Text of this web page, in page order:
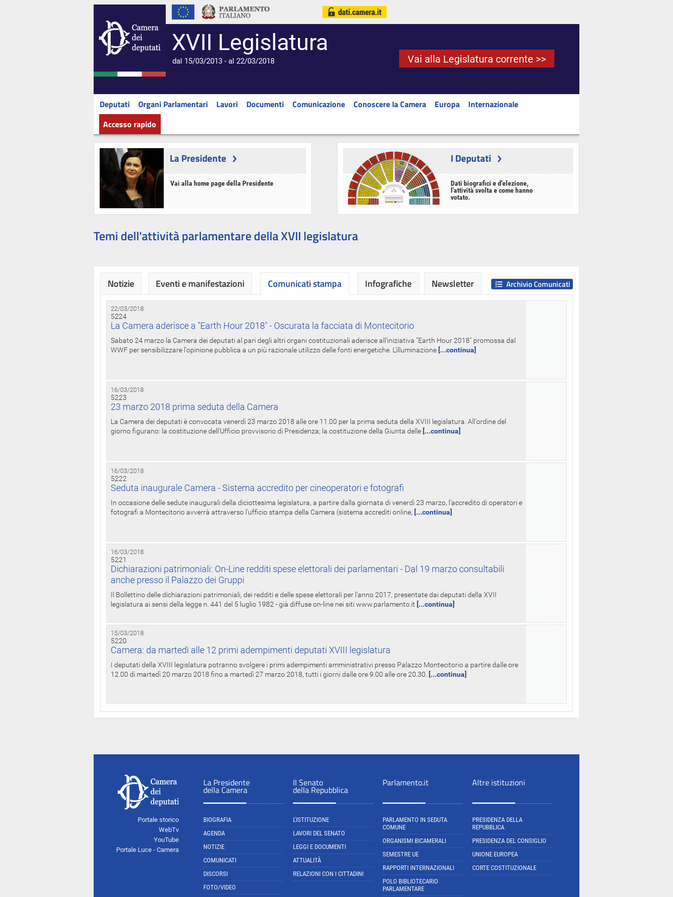
XVII Legislatura
dal 15/03/2013 - al 22/03/2018 Vai alla Legislatura corrente >>
Deputati Organi Parlamentari Lavori Documenti Comunicazione Conoscere la Camera Europa
Internazionale
Accesso rapido
La Presidente
Vai alla home page della Presidente
I Deputati
Dati biografici e d'elezione,
l'attività svolta e come hanno
votato.
Temi dell'attività parlamentare della XVII legislatura
Notizie Eventi e manifestazioni Comunicati stampa
22/03/2018
5224
La Camera aderisce a "Earth Hour 2018" - Oscurata la facciata di Montecitorio
Sabato 24 marzo la Camera dei deputati al pari degli altri organi costituzionali aderisce all'iniziativa "Earth Hour 2018" promossa dal
WWF per sensibilizzare l'opinione pubblica a un più razionale utilizzo delle fonti energetiche. L'illuminazione [...continua]
16/03/2018
5223
23 marzo 2018 prima seduta della Camera
La Camera dei deputati è convocata venerdì 23 marzo 2018 alle ore 11.00 per la prima seduta della XVIII legislatura. All'ordine del
giorno figurano: la costituzione dell'Ufficio provvisorio di Presidenza; la costituzione della Giunta delle [...continua]
16/03/2018
5222
Seduta inaugurale Camera - Sistema accredito per cineoperatori e fotografi
In occasione delle sedute inaugurali della diciottesima legislatura, a partire dalla giornata di venerdì 23 marzo, l'accredito di operatori e
fotografi a Montecitorio avverrà attraverso l'ufficio stampa della Camera (sistema accrediti online, [...continua]
16/03/2018
5221
Dichiarazioni patrimoniali: On-Line redditi spese elettorali dei parlamentari - Dal 19 marzo consultabili
anche presso il Palazzo dei Gruppi
Il Bollettino delle dichiarazioni patrimoniali, dei redditi e delle spese elettorali per l'anno 2017, presentate dai deputati della XVII
legislatura ai sensi della legge n. 441 del 5 luglio 1982 - già diffuse on-line nei siti www.parlamento.it [...continua]
15/03/2018
5220
Camera: da martedì alle 12 primi adempimenti deputati XVIII legislatura
I deputati della XVIII legislatura potranno svolgere i primi adempimenti amministrativi presso Palazzo Montecitorio a partire dalle ore
12.00 di martedì 20 marzo 2018 fino a martedì 27 marzo 2018, tutti i giorni dalle ore 9.00 alle ore 20.30.
[...continua]
Archivio Comunicati
Infografiche Newsletter
Portale storico
WebTv
YouTube
Portale Luce - Camera
La Presidente
della Camera
BIOGRAFIA
AGENDA
NOTIZIE
COMUNICATI
DISCORSI
FOTO/VIDEO
Il Senato
della Repubblica
L'ISTITUZIONE
LAVORI DEL SENATO
LEGGI E DOCUMENTI
ATTUALITÀ
RELAZIONI CON I CITTADINI
Parlamento.it
PARLAMENTO IN SEDUTA
COMUNE
ORGANISMI BICAMERALI
SEMESTRE UE
RAPPORTI INTERNAZIONALI
POLO BIBLIOTECARIO
PARLAMENTARE
Altre istituzioni
PRESIDENZA DELLA
REPUBBLICA
PRESIDENZA DEL CONSIGLIO
UNIONE EUROPEA
CORTE COSTITUZIONALE